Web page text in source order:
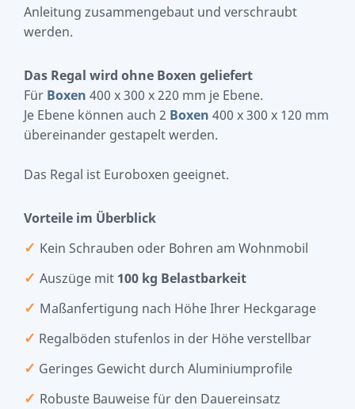
Anleitung zusammengebaut und verschraubt
werden.
Das Regal wird ohne Boxen geliefert
Für Boxen 400 x 300 x 220 mm je Ebene.
Je Ebene können auch 2 Boxen 400 x 300 x 120 mm
übereinander gestapelt werden.
Das Regal ist Euroboxen geeignet.
Vorteile im Überblick
✓ Kein Schrauben oder Bohren am Wohnmobil
✓ Auszüge mit 100 kg Belastbarkeit
✓ Maßanfertigung nach Höhe Ihrer Heckgarage
✓ Regalböden stufenlos in der Höhe verstellbar
✓ Geringes Gewicht durch Aluminiumprofile
✓ Robuste Bauweise für den Dauereinsatz